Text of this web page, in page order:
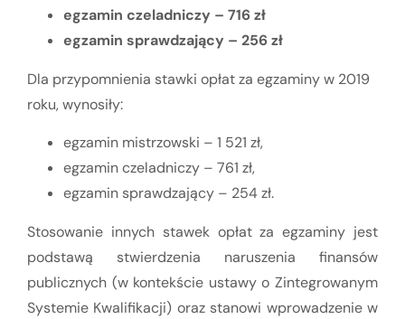
egzamin czeladniczy – 716 zł
egzamin sprawdzający – 256 zł
Dla przypomnienia stawki opłat za egzaminy w 2019
roku, wynosiły:
egzamin mistrzowski – 1 521 zł,
egzamin czeladniczy – 761 zł,
egzamin sprawdzający – 254 zł.
Stosowanie innych stawek opłat za egzaminy jest
podstawą stwierdzenia naruszenia finansów
publicznych (w kontekście ustawy o Zintegrowanym
Systemie Kwalifikacji) oraz stanowi wprowadzenie w